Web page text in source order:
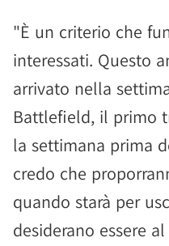
"È un criterio che
interessati. Questo
arrivato nella
Battlefield, il primo
la settimana prima
credo che
quando starà per
desiderano essere